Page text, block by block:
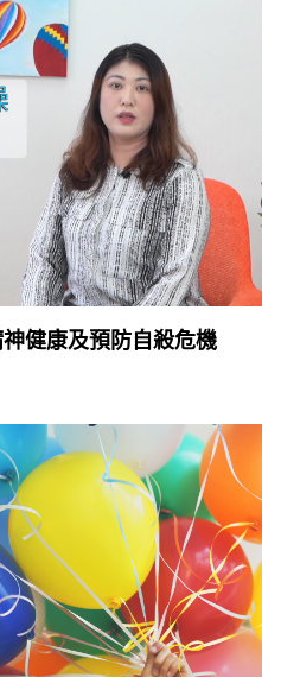
神健康及預防自殺危機